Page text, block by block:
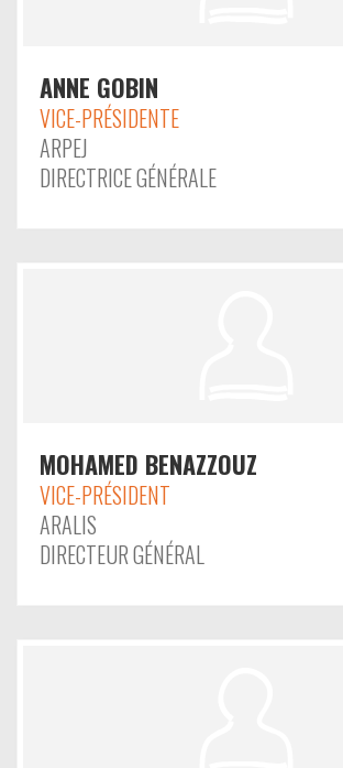
ANNE GOBIN
VICE-PRÉSIDENTE
ARPEJ
DIRECTRICE GÉNÉRALE
MOHAMED BENAZZOUZ
VICE-PRÉSIDENT
ARALIS
DIRECTEUR GÉNÉRAL